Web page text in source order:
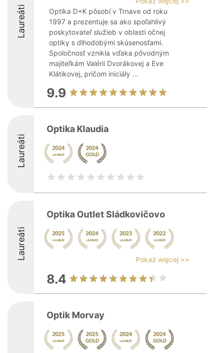
Laureáti
Optika D+K pôsobí v Trnave od roku
1997 a prezentuje sa ako spoľahlivý
poskytovateľ služieb v oblasti očnej
optiky s dlhodobými skúsenosťami.
Spoločnosť vznikla vďaka pôvodným
majiteľkám Valérii Dvorákovej a Eve
Klátikovej, pričom iniciály ...
9.9
Laureáti
Optika Klaudia
Laureáti
Optika Outlet Sládkovičovo
Pokaż więcej >>
8.4
Optik Morvay